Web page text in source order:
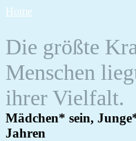
Zum
Home
Die größte
Menschen
ihrer Vielfalt.
Mädchen* sein,
Jahren